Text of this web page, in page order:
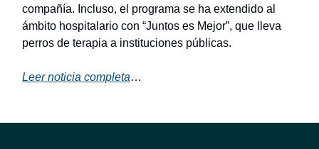
compañía. Incluso, el programa se ha extendido al
ámbito hospitalario con “Juntos es Mejor”, que lleva
perros de terapia a instituciones públicas.
Leer noticia completa…